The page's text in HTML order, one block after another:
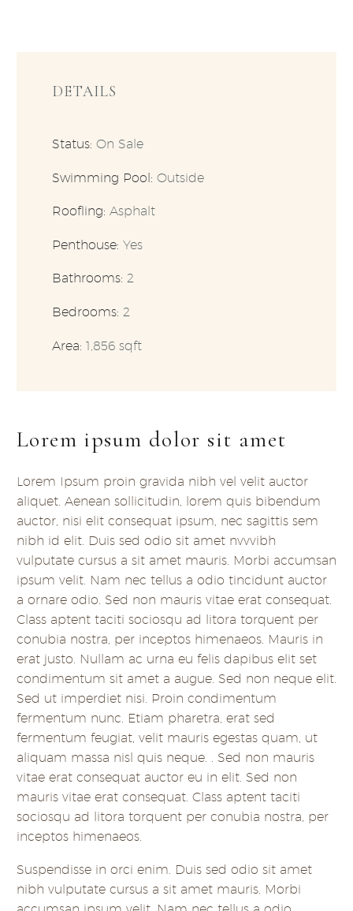
DETAILS
Status: On Sale
Swimming Pool: Outside
Roofling: Asphalt
Penthouse: Yes
Bathrooms: 2
Bedrooms: 2
Area: 1,856 sqft
Lorem ipsum dolor sit amet
Lorem Ipsum proin gravida nibh vel velit auctor
aliquet. Aenean sollicitudin, lorem quis bibendum
auctor, nisi elit consequat ipsum, nec sagittis sem
nibh id elit. Duis sed odio sit amet nvvvibh
vulputate cursus a sit amet mauris. Morbi accumsan
ipsum velit. Nam nec tellus a odio tincidunt auctor
a ornare odio. Sed non mauris vitae erat consequat.
Class aptent taciti sociosqu ad litora torquent per
conubia nostra, per inceptos himenaeos. Mauris in
erat justo. Nullam ac urna eu felis dapibus elit set
condimentum sit amet a augue. Sed non neque elit.
Sed ut imperdiet nisi. Proin condimentum
fermentum nunc. Etiam pharetra, erat sed
fermentum feugiat, velit mauris egestas quam, ut
aliquam massa nisl quis neque. . Sed non mauris
vitae erat consequat auctor eu in elit. Sed non
mauris vitae erat consequat. Class aptent taciti
sociosqu ad litora torquent per conubia nostra, per
inceptos himenaeos.
Suspendisse in orci enim. Duis sed odio sit amet
nibh vulputate cursus a sit amet mauris. Morbi